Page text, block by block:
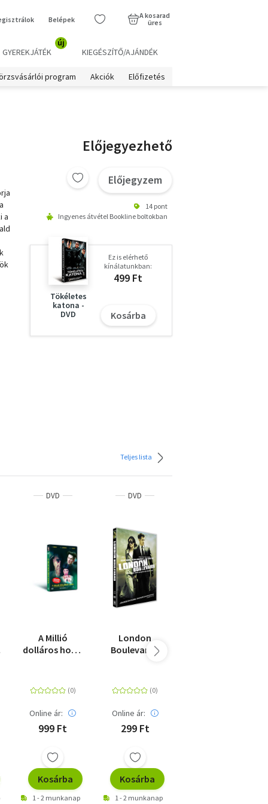
Belépek
A kosarad
üres
GYEREKJÁTÉK
új
KIEGÉSZÍTŐ/AJÁNDÉK
program Akciók Előfizetés
a
Előjegyezhető
Előjegyzem
14 pont
Ingyenes átvétel Bookline boltokban
Tökéletes
katona -
DVD
Ez is elérhető
kínálatunkban:
499 Ft
Kosárba
Teljes lista
DVD
A Millió
dolláros hotel
Online ár:
999 Ft
Kosárba
1 - 2 munkanap
DVD
London
Boulevard -
Online ár:
299 Ft
Kosárba
1 - 2 munkanap